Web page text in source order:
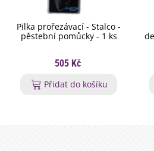
Pilka prořezávací - Stalco -
pěstební pomůcky - 1 ks
505 Kč
Přidat do košíku